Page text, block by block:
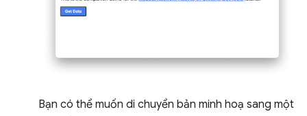
Bạn có thể muốn di chuyển bản minh hoạ sang một